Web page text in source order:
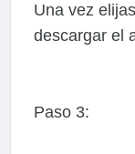
Una vez
descargar el
Paso 3: